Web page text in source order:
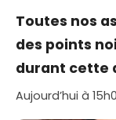
Toutes nos
des points
durant cette
Aujourd’hui à